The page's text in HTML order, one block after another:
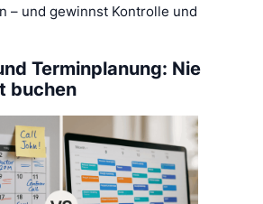
– und gewinnst Kontrolle und
Terminplanung: Nie
buchen